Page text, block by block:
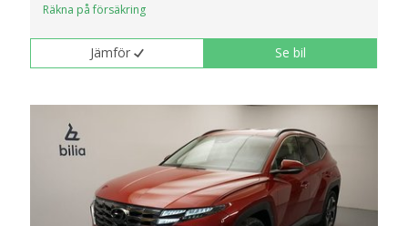
Räkna på försäkring
Jämför Se bil